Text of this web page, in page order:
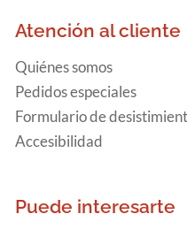
Atención al cliente
Quiénes somos
Pedidos especiales
Formulario de
Accesibilidad
Puede interesarte